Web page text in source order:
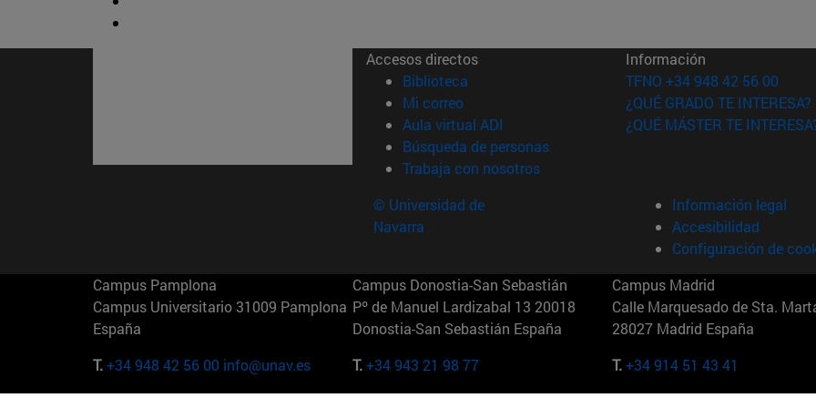
Accesos directos
Biblioteca (abre en nueva ventana)
Mi correo(abre en nueva ventana)
Aula virtual ADI (abre en nueva ventana)
Búsqueda de personas(abre en nueva ventana)
Trabaja con nosotros(abre en nueva ventana)
Información
TFNO +34 948 42 56 00
¿QUÉ GRADO TE INTERESA?
¿QUÉ MÁSTER TE
© Universidad de
Navarra
Información legal
Accesibilidad
Configuración de
Campus Pamplona
Campus Universitario 31009 Pamplona
España
T.+34 948 42 56 00 info@unav.es
Campus Donostia-San Sebastián
Pº de Manuel Lardizabal 13 20018
Donostia-San Sebastián España
T.+34 943 21 98 77
Campus Madrid
Calle Marquesado de Sta.
28027 Madrid España
T.+34 914 51 43 41